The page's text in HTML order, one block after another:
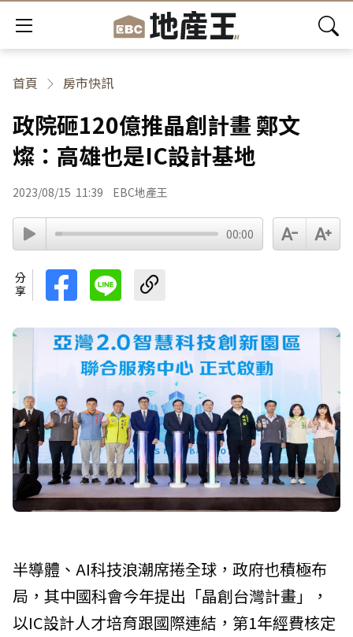
首頁 房市快訊
政院砸120億推晶創計畫 鄭文
燦：高雄也是IC設計基地
2023/08/15 11:39 EBC地產王
00:00
分享
半導體、AI科技浪潮席捲全球，政府也積極布
局，其中國科會今年提出「晶創台灣計畫」，
以IC設計人才培育跟國際連結，第1年經費核定